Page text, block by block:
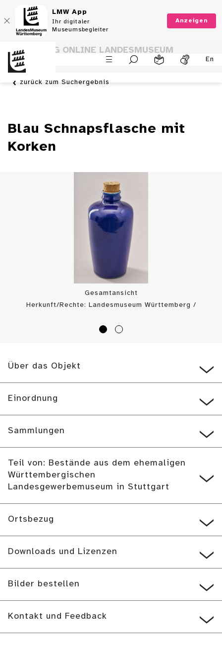
LMW App
Ihr digitaler
Museumsbegleiter
Anzeigen
En
SAMMLUNG ONLINE LANDESMUSEUM
WÜRTTEMBERG
zurück zum Suchergebnis
Blau Schnapsflasche mit
Korken
Gesamtansicht
Herkunft/Rechte: Landesmuseum Württemberg /
Über das Objekt
Einordnung
Sammlungen
Teil von: Bestände aus dem ehemaligen
Württembergischen
Landesgewerbemuseum in Stuttgart
Ortsbezug
Downloads und Lizenzen
Bilder bestellen
Kontakt und Feedback